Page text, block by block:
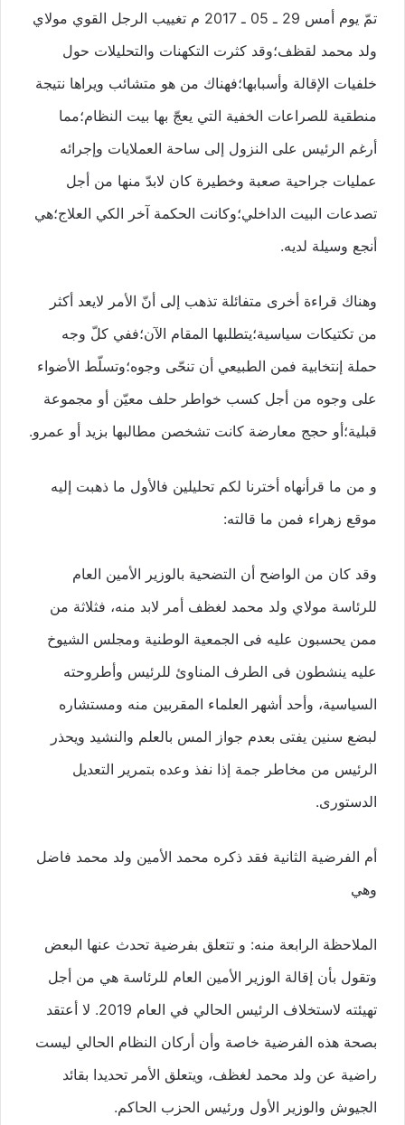
تمّ يوم أمس 29 ـ 05 ـ 2017 م تغييب الرجل القوي مولاي
ولد محمد لقظف؛وقد كثرت التكهنات والتحليلات حول
خلفيات الإقالة وأسبابها؛فهناك من هو متشائب ويراها نتيجة
منطقية للصراعات الخفية التي يعجّ بها بيت النظام؛مما
أرغم الرئيس على النزول إلى ساحة العملايات وإجرائه
عمليات جراحية صعبة وخطيرة كان لابدّ منها من أجل
تصدعات البيت الداخلي؛وكانت الحكمة آخر الكي العلاج؛هي
أنجع وسيلة لديه.
وهناك قراءة أخرى متفائلة تذهب إلى أنّ الأمر لايعد أكثر
من تكتيكات سياسية؛يتطلبها المقام الآن؛ففي كلّ وجه
حملة إنتخابية فمن الطبيعي أن تنحّى وجوه؛وتسلّط الأضواء
على وجوه من أجل كسب خواطر حلف معيّن أو مجموعة
قبلية؛أو حجج معارضة كانت تشخصن مطالبها بزيد أو عمرو.
و من ما قرأنهاه أخترنا لكم تحليلين فالأول ما ذهبت إليه
موقع زهراء فمن ما قالته:
وقد كان من الواضح أن التضحية بالوزير الأمين العام
للرئاسة مولاي ولد محمد لغظف أمر لابد منه، فثلاثة من
ممن يحسبون عليه فى الجمعية الوطنية ومجلس الشيوخ
عليه ينشطون فى الطرف المناوئ للرئيس وأطروحته
السياسية، وأحد أشهر العلماء المقربين منه ومستشاره
لبضع سنين يفتى بعدم جواز المس بالعلم والنشيد ويحذر
الرئيس من مخاطر جمة إذا نفذ وعده بتمرير التعديل
الدستورى.
أم الفرضية الثانية فقد ذكره محمد الأمين ولد محمد فاضل
وهي
الملاحظة الرابعة منه: و تتعلق بفرضية تحدث عنها البعض
وتقول بأن إقالة الوزير الأمين العام للرئاسة هي من أجل
تهيئته لاستخلاف الرئيس الحالي في العام 2019. لا أعتقد
بصحة هذه الفرضية خاصة وأن أركان النظام الحالي ليست
راضية عن ولد محمد لغظف، ويتعلق الأمر تحديدا بقائد
الجيوش والوزير الأول ورئيس الحزب الحاكم.